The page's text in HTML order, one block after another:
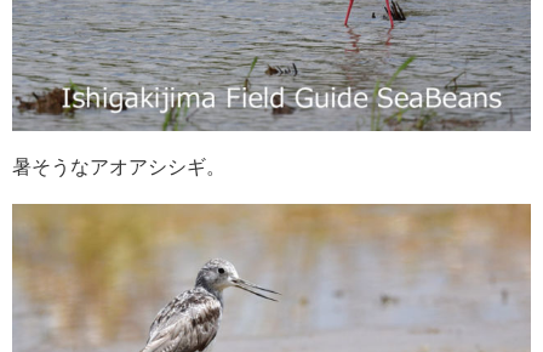
暑そうなアオアシシギ。